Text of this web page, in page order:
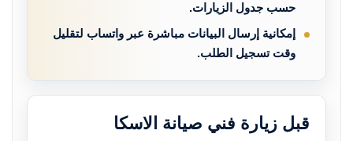
حسب جدول الزيارات.
إمكانية إرسال البيانات مباشرة عبر واتساب لتقليل
وقت تسجيل الطلب.
قبل زيارة فني صيانة الاسكا